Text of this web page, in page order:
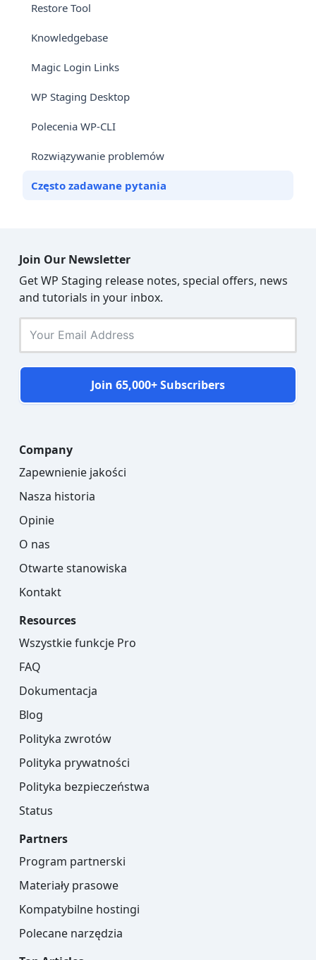
Restore Tool
Knowledgebase
Magic Login Links
WP Staging Desktop
Polecenia WP-CLI
Rozwiązywanie problemów
Często zadawane pytania
Join Our Newsletter
Get WP Staging release notes, special offers, news
and tutorials in your inbox.
Join 65,000+ Subscribers
Company
Zapewnienie jakości
Nasza historia
Opinie
O nas
Otwarte stanowiska
Kontakt
Resources
Wszystkie funkcje Pro
FAQ
Dokumentacja
Blog
Polityka zwrotów
Polityka prywatności
Polityka bezpieczeństwa
Status
Partners
Program partnerski
Materiały prasowe
Kompatybilne hostingi
Polecane narzędzia